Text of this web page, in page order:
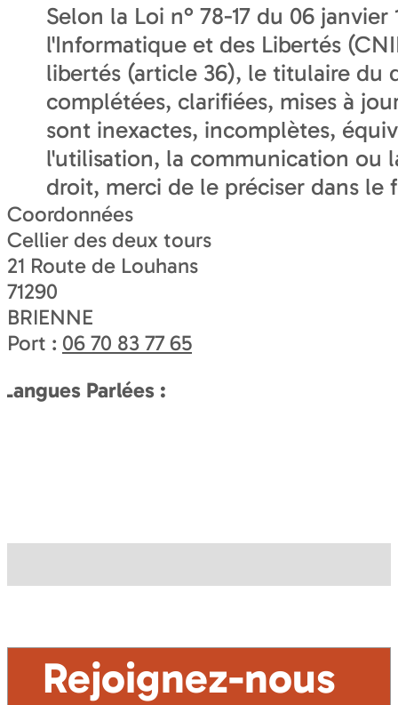
Selon la Loi n° 78-17 du 06
l'Informatique et des Libertés
libertés (article 36), le titulaire du
complétées, clarifiées, mises à
sont inexactes, incomplètes,
l'utilisation, la communication ou
droit, merci de le préciser dans le
Coordonnées
Cellier des deux tours
21 Route de Louhans
71290
BRIENNE
Port : 06 70 83 77 65
Langues Parlées :
Rejoignez-nous